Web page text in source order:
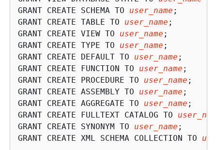
GRANT CREATE SCHEMA TO user_name ;
GRANT CREATE TABLE TO user_name ;
GRANT CREATE VIEW TO user_name ;
GRANT CREATE TYPE TO user_name ;
GRANT CREATE DEFAULT TO user_name ;
GRANT CREATE FUNCTION TO user_name ;
GRANT CREATE PROCEDURE TO user_name ;
GRANT CREATE ASSEMBLY TO user_name ;
GRANT CREATE AGGREGATE TO user_name ;
GRANT CREATE FULLTEXT CATALOG TO
GRANT CREATE SYNONYM TO user_name ;
GRANT CREATE XML SCHEMA COLLECTION TO